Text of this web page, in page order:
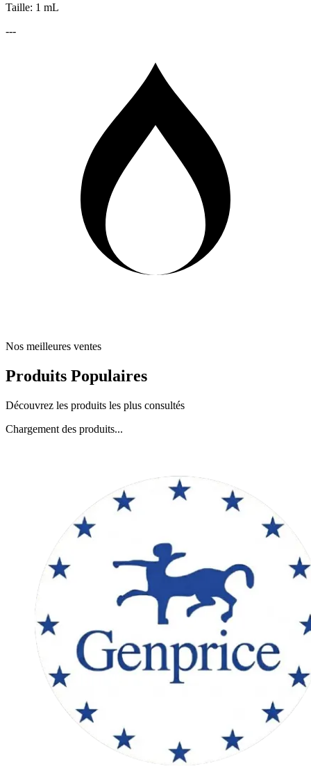
Taille: 1 mL
---
Nos meilleures ventes
Produits Populaires
Découvrez les produits les plus consultés
Chargement des produits...